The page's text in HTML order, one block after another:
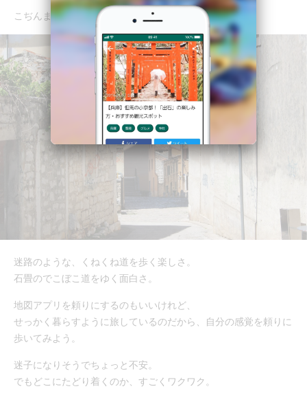
こぢんまりとした旧市街は、散歩に最適。
迷路のような、くねくね道を歩く楽しさ。
石畳のでこぼこ道をゆく面白さ。
地図アプリを頼りにするのもいいけれど、
せっかく暮らすように旅しているのだから、自分の感覚を頼りに
歩いてみよう。
迷子になりそうでちょっと不安。
でもどこにたどり着くのか、すごくワクワク。